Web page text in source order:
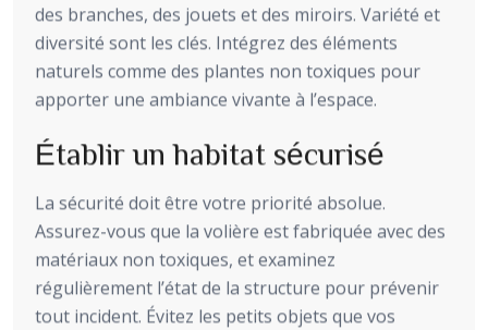
des branches, des jouets et des miroirs. Variété et
diversité sont les clés. Intégrez des éléments
naturels comme des plantes non toxiques pour
apporter une ambiance vivante à l’espace.
Établir un habitat sécurisé
La sécurité doit être votre priorité absolue.
Assurez-vous que la volière est fabriquée avec des
matériaux non toxiques, et examinez
régulièrement l’état de la structure pour prévenir
tout incident. Évitez les petits objets que vos